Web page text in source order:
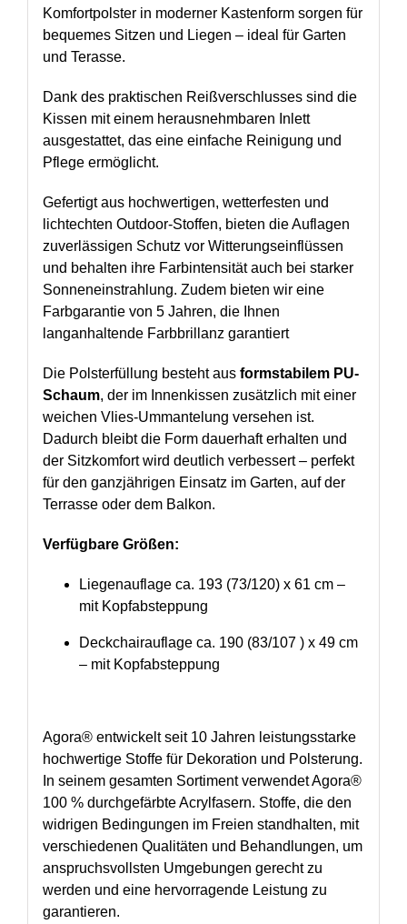
Komfortpolster in moderner Kastenform sorgen für
bequemes Sitzen und Liegen – ideal für Garten
und Terasse.
Dank des praktischen Reißverschlusses sind die
Kissen mit einem herausnehmbaren Inlett
ausgestattet, das eine einfache Reinigung und
Pflege ermöglicht.
Gefertigt aus hochwertigen, wetterfesten und
lichtechten Outdoor-Stoffen, bieten die Auflagen
zuverlässigen Schutz vor Witterungseinflüssen
und behalten ihre Farbintensität auch bei starker
Sonneneinstrahlung. Zudem bieten wir eine
Farbgarantie von 5 Jahren, die Ihnen
langanhaltende Farbbrillanz garantiert
Die Polsterfüllung besteht aus formstabilem PU-
Schaum, der im Innenkissen zusätzlich mit einer
weichen Vlies-Ummantelung versehen ist.
Dadurch bleibt die Form dauerhaft erhalten und
der Sitzkomfort wird deutlich verbessert – perfekt
für den ganzjährigen Einsatz im Garten, auf der
Terrasse oder dem Balkon.
Verfügbare Größen:
Liegenauflage ca. 193 (73/120) x 61 cm –
mit Kopfabsteppung
Deckchairauflage ca. 190 (83/107 ) x 49 cm
– mit Kopfabsteppung
Agora® entwickelt seit 10 Jahren leistungsstarke
hochwertige Stoffe für Dekoration und Polsterung.
In seinem gesamten Sortiment verwendet Agora®
100 % durchgefärbte Acrylfasern. Stoffe, die den
widrigen Bedingungen im Freien standhalten, mit
verschiedenen Qualitäten und Behandlungen, um
anspruchsvollsten Umgebungen gerecht zu
werden und eine hervorragende Leistung zu
garantieren.